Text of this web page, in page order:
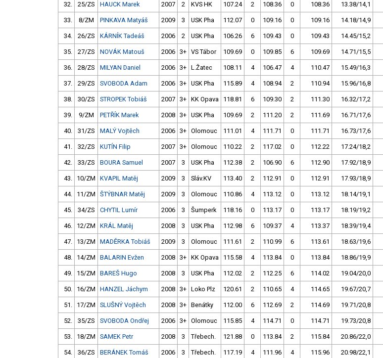
32. 25/ZS HAUCK Marek 2007 2 KVS HK 107.24 2 108.36 0 108.36 13.38/14,1
33. 8/ZM PINKAVA Matyáš 2009 3 USK Pha 112.07 0 109.16 0 109.16 14.18/14,9
34. 26/ZS KÁRNÍK Tadeáš 2006 2 USK Pha 106.26 6 109.43 0 109.43 14.45/15,2
35. 27/ZS NOVÁK Matouš 2006 3+ VS Tábor 109.69 0 109.85 6 109.69 14.71/15,5
36. 28/ZS MILYAN Daniel 2006 3+ L.Žatec 108.11 4 106.47 4 110.47 15.49/16,3
37. 29/ZS SVOBODA Adam 2006 3+ USK Pha 115.89 4 108.94 2 110.94 15.96/16,8
38. 30/ZS STROPEK Tobiáš 2007 3+ KK Opava 118.81 6 109.30 2 111.30 16.32/17,2
39. 9/ZM PETŘÍK Marek 2008 3+ USK Pha 109.69 2 111.20 2 111.69 16.71/17,6
40. 31/ZS MALÝ Vojtěch 2006 3+ Olomouc 111.01 4 111.71 0 111.71 16.73/17,6
41. 32/ZS KUTÍN Filip 2007 3+ Olomouc 110.22 2 117.02 0 112.22 17.24/18,2
42. 33/ZS BOURA Samuel 2007 3 USK Pha 112.38 2 106.90 6 112.90 17.92/18,9
43. 10/ZM KVAPIL Matěj 2009 3 Sláv.KV 113.40 2 112.91 0 112.91 17.93/18,9
44. 11/ZM ŠTÝBNAR Matěj 2009 3 Olomouc 110.86 4 113.12 0 113.12 18.14/19,1
45. 34/ZS CHYTIL Lumír 2006 3 Šumperk 118.16 0 113.17 0 113.17 18.19/19,2
46. 12/ZM KRÁL Matěj 2008 3 USK Pha 112.98 6 109.37 4 113.37 18.39/19,4
47. 13/ZM MADĚRKA Tobiáš 2009 3 Olomouc 111.61 2 110.99 6 113.61 18.63/19,6
48. 14/ZM BALARIN Evžen 2008 3+ KK Opava 115.58 4 113.84 0 113.84 18.86/19,9
49. 15/ZM BAREŠ Hugo 2008 3 USK Pha 112.02 2 112.25 6 114.02 19.04/20,0
50. 16/ZM HANZEL Jáchym 2008 3+ Loko Plz 120.61 2 110.65 4 114.65 19.67/20,7
51. 17/ZM SLUŠNÝ Vojtěch 2008 3+ Benátky 112.00 6 112.69 2 114.69 19.71/20,8
52. 35/ZS SVOBODA Ondřej 2006 3+ Olomouc 115.85 4 114.71 0 114.71 19.73/20,8
53. 18/ZM SAMEK Petr 2008 3 Třebech. 121.88 0 113.84 2 115.84 20.86/22,0
54. 36/ZS BERÁNEK Tomáš 2006 3 Třebech. 117.19 4 111.96 4 115.96 20.98/22,1